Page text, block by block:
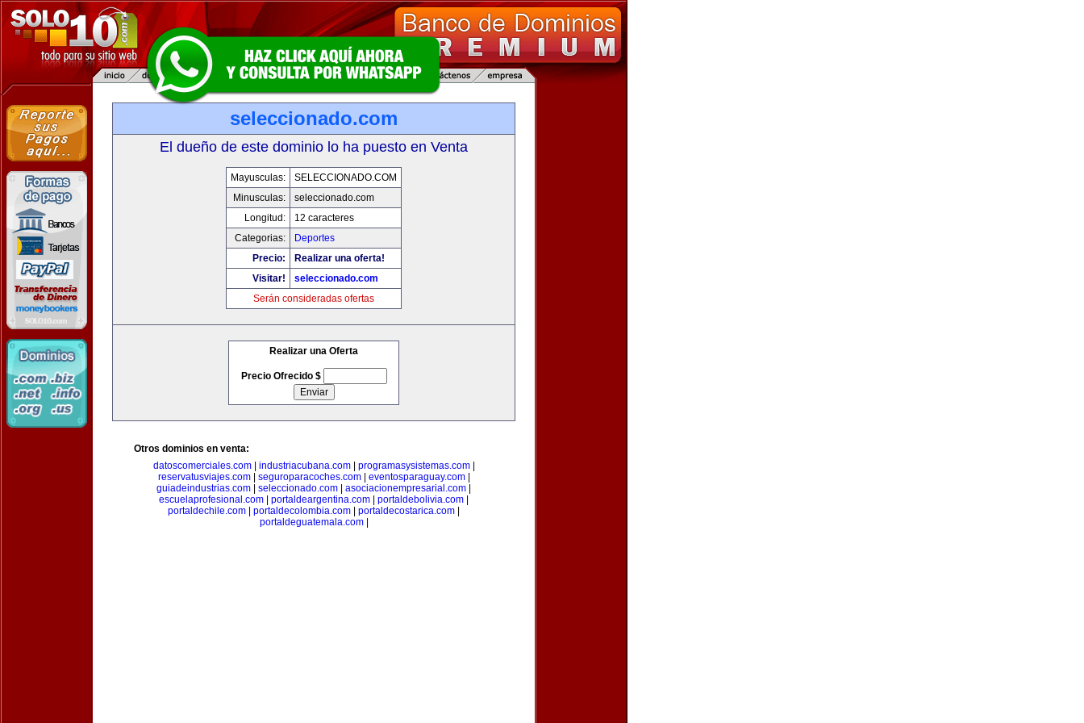
seleccionado.com
El dueño de este dominio lo ha puesto en Venta
Mayusculas:
SELECCIONADO.COM
Minusculas:
seleccionado.com
Longitud:
12 caracteres
Categorias:
Deportes
Precio:
Realizar una oferta!
Visitar!
seleccionado.com
Serán consideradas ofertas
Realizar una Oferta
Precio Ofrecido $
Otros dominios en venta:
datoscomerciales.com| industriacubana.com| programasysistemas.com|
reservatusviajes.com| seguroparacoches.com| eventosparaguay.com|
guiadeindustrias.com
seleccionado.com asociacionempresarial.com
escuelaprofesional.com
portaldeargentina.com portaldebolivia.com
portaldechile.com
portaldecolombia.com portaldecostarica.com
portaldeguatemala.com|